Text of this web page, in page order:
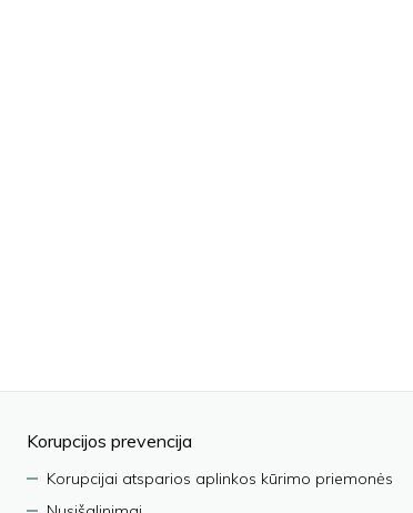
Korupcijos prevencija
Korupcijai atsparios aplinkos kūrimo priemonės